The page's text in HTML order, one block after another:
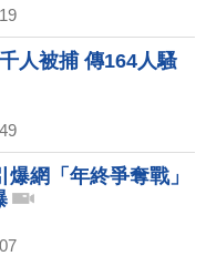
人被捕 傳164人騷
網「年終爭奪戰」